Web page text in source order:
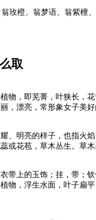
玫橙、翁梦语、翁紫檀
取
物，即芜菁，叶狭长，
，漂亮，常形象女子美
、明亮的样子，也指火
或花苞，草木丛生。草
带上的玉饰；挂，带；
物，浮生水面，叶子扁